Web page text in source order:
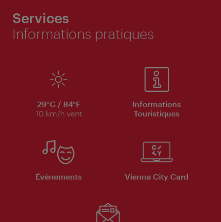
Services
Informations pratiques
29°C / 84°F
10 km/h vent
Informations
Touristiques
Évènements Vienna City Card